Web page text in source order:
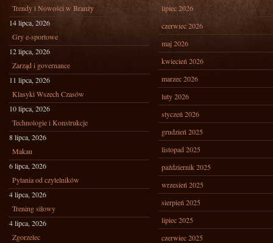
Trendy i Nowości w Branży
14 lipca, 2026
Gry e-sportowe
12 lipca, 2026
Zarząd i governance
11 lipca, 2026
Klasyki Wszech Czasów
10 lipca, 2026
Technologie i Konstrukcje
8 lipca, 2026
Makau
6 lipca, 2026
Pytania od czytelników
4 lipca, 2026
Trening siłowy
4 lipca, 2026
Zgorzelec
lipiec 2026
czerwiec 2026
maj 2026
kwiecień 2026
marzec 2026
luty 2026
styczeń 2026
grudzień 2025
listopad 2025
październik 2025
wrzesień 2025
sierpień 2025
lipiec 2025
czerwiec 2025